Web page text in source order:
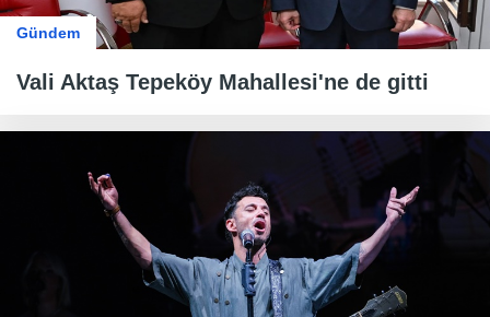
Gündem
Vali Aktaş Tepeköy Mahallesi'ne de gitti